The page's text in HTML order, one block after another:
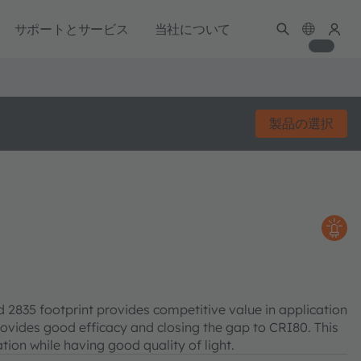
サポートとサービス 当社について
製品の選択
2835 footprint provides competitive value in application
good efficacy and closing the gap to CRI80. This
while having good quality of light.